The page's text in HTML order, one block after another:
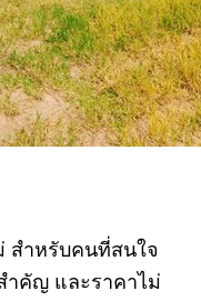
สำหรับคนที่สนใจ
ำคัญ และราคาไม่